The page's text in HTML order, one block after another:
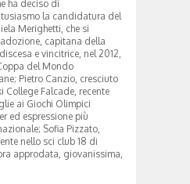
ha deciso di
la candidatura del
Merighetti, che si
capitana della
e vincitrice, nel 2012,
del Mondo
Pietro Canzio, cresciuto
College Falcade, recente
ai Giochi Olimpici
ed espressione più
Sofia Pizzato,
nello sci club 18 di
approdata, giovanissima,